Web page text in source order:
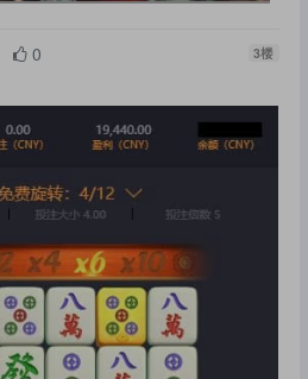
0 3楼